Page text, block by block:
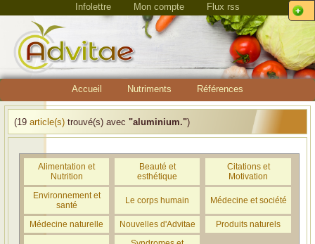
Infolettre Mon compte Flux rss
Accueil Nutriments Références
(19 article(s) trouvé(s) avec "aluminium.")
Alimentation et
Nutrition
Beauté et
esthétique
Citations et
Motivation
Environnement et
santé
Le corps humain Médecine et société
Médecine naturelle Nouvelles d'Advitae Produits naturels